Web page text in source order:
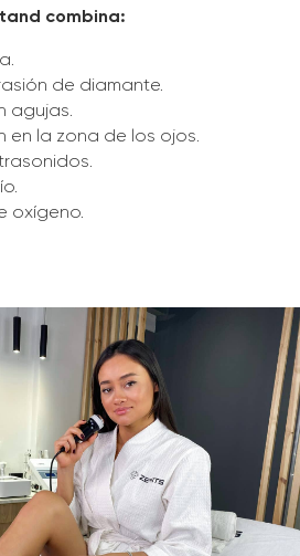
combina:
de diamante.
agujas.
en la zona de los ojos.
oxígeno.